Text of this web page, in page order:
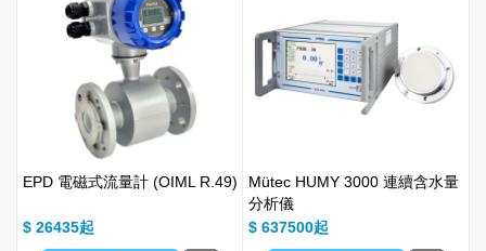
EPD 電磁式流量計 (OIML R.49)
$ 26435
Mütec HUMY 3000 連續含水量
分析儀
$ 637500